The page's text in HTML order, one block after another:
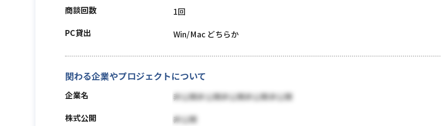
商談回数
1回
PC貸出
Win/Mac どちらか
関わる企業やプロジェクトについて
企業名
非公開非公開非公開非公開非公開
株式公開
非公開